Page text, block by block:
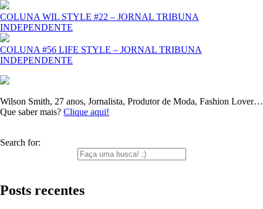
COLUNA WIL STYLE #22 – JORNAL TRIBUNA
INDEPENDENTE
COLUNA #56 LIFE STYLE – JORNAL TRIBUNA
INDEPENDENTE
Wilson Smith, 27 anos, Jornalista, Produtor de Moda, Fashion Lover…
Que saber mais? Clique aqui!
Search for:
Posts recentes